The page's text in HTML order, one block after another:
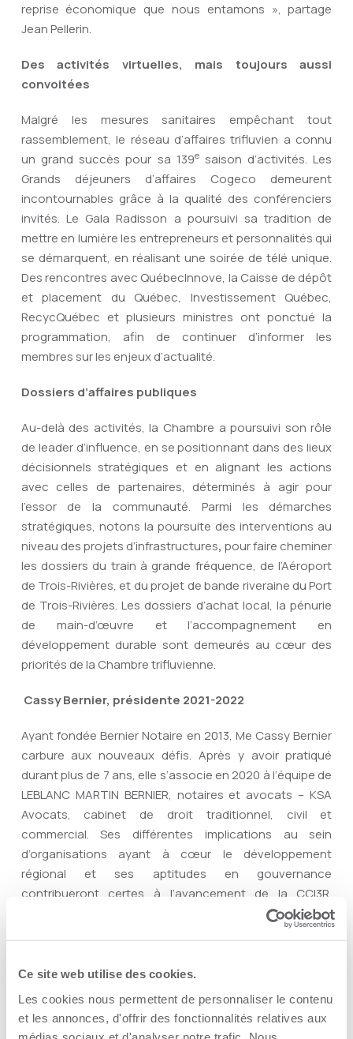
Ce site web utilise des cookies.
Les cookies nous permettent de personnaliser le contenu
et les annonces, d'offrir des fonctionnalités relatives aux
reprise économique que nous entamons », partage
Jean Pellerin.
Des activités virtuelles, mais toujours aussi
convoitées
Malgré les mesures sanitaires empêchant tout
rassemblement, le réseau d’affaires trifluvien a connu
un grand succès pour sa 139esaison d’activités. Les
Grands déjeuners d’affaires Cogeco demeurent
incontournables grâce à la qualité des conférenciers
invités. Le Gala Radisson a poursuivi sa tradition de
mettre en lumière les entrepreneurs et personnalités qui
se démarquent, en réalisant une soirée de télé unique.
Des rencontres avec QuébecInnove, la Caisse de dépôt
et placement du Québec, Investissement Québec,
RecycQuébec et plusieurs ministres ont ponctué la
programmation, afin de continuer d’informer les
membres sur les enjeux d’actualité.
Dossiers d’affaires publiques
Au-delà des activités, la Chambre a poursuivi son rôle
de leader d’influence, en se positionnant dans des lieux
décisionnels stratégiques et en alignant les actions
avec celles de partenaires, déterminés à agir pour
l’essor de la communauté. Parmi les démarches
stratégiques, notons la poursuite des interventions au
niveau des projets d’infrastructures,pour faire cheminer
les dossiers du train à grande fréquence, de l’Aéroport
de Trois-Rivières, et du projet de bande riveraine du Port
de Trois-Rivières. Les dossiers d’achat local, la pénurie
de main-d’œuvre et l’accompagnement en
développement durable sont demeurés au cœur des
priorités de la Chambre trifluvienne.
Cassy Bernier, présidente 2021-2022
Ayant fondée Bernier Notaire en 2013, Me Cassy Bernier
carbure aux nouveaux défis. Après y avoir pratiqué
durant plus de 7 ans, elle s’associe en 2020 à l’équipe de
LEBLANC MARTIN BERNIER, notaires et avocats – KSA
Avocats, cabinet de droit traditionnel, civil et
commercial. Ses différentes implications au sein
d’organisations ayant à cœur le développement
régional et ses aptitudes en gouvernance
contribueront certes à l’avancement de la CCI3R.
Notons entre autres sa contribution à titre de
présidente de la Jeune Chambre de la Mauricie,
Mauricie, ainsi que son apport auprès d’IDÉ Trois-
Rivières, du concours OSEntreprendre, et de la Société
canadienne du cancer. « L’engagement dans la
communauté est au cœur de mes priorités. C’est pour